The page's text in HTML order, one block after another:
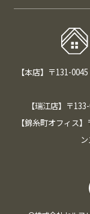
【本店】〒131-
【瑞江店】〒
【錦糸町オフィス